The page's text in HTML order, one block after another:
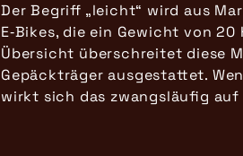
Der Begriff „leicht“ wird aus
E‑Bikes, die ein Gewicht von
Übersicht überschreitet diese
Gepäckträger ausgestattet.
wirkt sich das zwangsläufig auf